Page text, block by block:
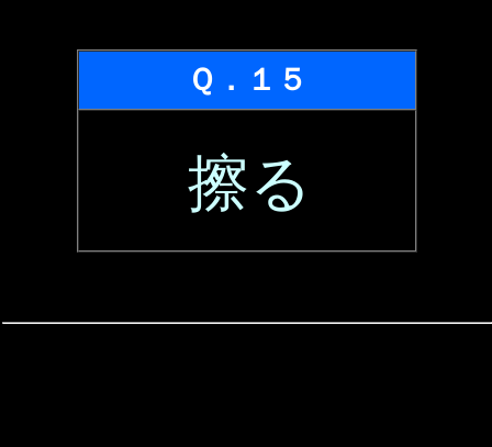
Ｑ．１５
擦る